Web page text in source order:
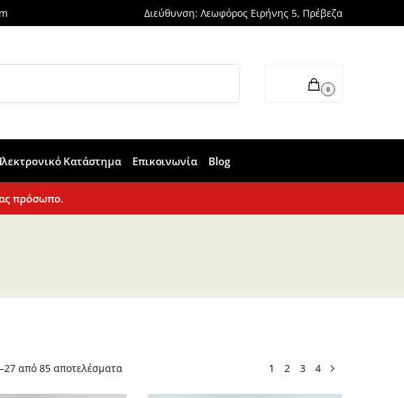
Διεύθυνση: Λεωφόρος Ειρήνης 5, Πρέβεζα
0
Κατάστημα Επικοινωνία Blog
πρόσωπο.
από 85 αποτελέσματα 1 2 3 4